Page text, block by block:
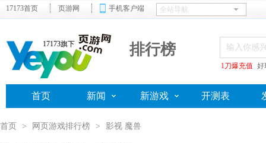
17173首页 页游网 手机客户端
17173旗下 排行榜
1刀爆充值 好
首页 新闻 新游戏 开测表
首页 > 网页游戏排行榜 > 影视 魔兽